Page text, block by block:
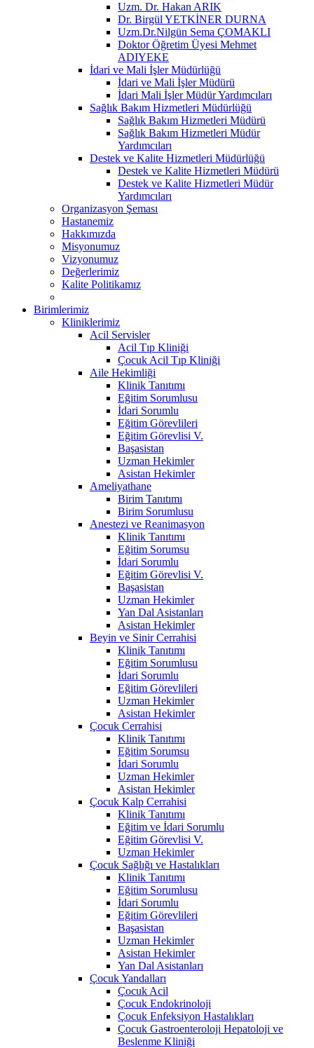
Uzm. Dr. Hakan ARIK
Dr. Birgül YETKİNER DURNA
Uzm.Dr.Nilgün Sema ÇOMAKLI
Doktor Öğretim Üyesi Mehmet
ADIYEKE
İdari ve Mali İşler Müdürlüğü
İdari ve Mali İşler Müdürü
İdari Mali İşler Müdür Yardımcıları
Sağlık Bakım Hizmetleri Müdürlüğü
Sağlık Bakım Hizmetleri Müdürü
Sağlık Bakım Hizmetleri Müdür
Yardımcıları
Destek ve Kalite Hizmetleri Müdürlüğü
Destek ve Kalite Hizmetleri Müdürü
Destek ve Kalite Hizmetleri Müdür
Yardımcıları
Organizasyon Şeması
Hastanemiz
Hakkımızda
Misyonumuz
Vizyonumuz
Değerlerimiz
Kalite Politikamız
Birimlerimiz
Kliniklerimiz
Acil Servisler
Acil Tıp Kliniği
Çocuk Acil Tıp Kliniği
Aile Hekimliği
Klinik Tanıtımı
Eğitim Sorumlusu
İdari Sorumlu
Eğitim Görevlileri
Eğitim Görevlisi V.
Başasistan
Uzman Hekimler
Asistan Hekimler
Ameliyathane
Birim Tanıtımı
Birim Sorumlusu
Anestezi ve Reanimasyon
Klinik Tanıtımı
Eğitim Sorumsu
İdari Sorumlu
Eğitim Görevlisi V.
Başasistan
Uzman Hekimler
Yan Dal Asistanları
Asistan Hekimler
Beyin ve Sinir Cerrahisi
Klinik Tanıtımı
Eğitim Sorumlusu
İdari Sorumlu
Eğitim Görevlileri
Uzman Hekimler
Asistan Hekimler
Çocuk Cerrahisi
Klinik Tanıtımı
Eğitim Sorumsu
İdari Sorumlu
Uzman Hekimler
Asistan Hekimler
Çocuk Kalp Cerrahisi
Klinik Tanıtımı
Eğitim ve İdari Sorumlu
Eğitim Görevlisi V.
Uzman Hekimler
Çocuk Sağlığı ve Hastalıkları
Klinik Tanıtımı
Eğitim Sorumlusu
İdari Sorumlu
Eğitim Görevlileri
Başasistan
Uzman Hekimler
Asistan Hekimler
Yan Dal Asistanları
Çocuk Yandalları
Çocuk Acil
Çocuk Endokrinoloji
Çocuk Enfeksiyon Hastalıkları
Çocuk Gastroenteroloji Hepatoloji ve
Beslenme Kliniği